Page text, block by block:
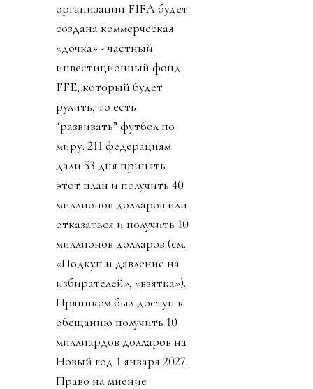
организации FIFA будет
создана коммерческая
«дочка» - частный
инвестиционный фонд
FFE, который будет
рулить, то есть
“развивать” футбол по
миру. 211 федерациям
дали 53 дня принять
этот план и получить 40
миллионов долларов или
отказаться и получить 10
миллионов долларов (см.
«Подкуп и давление на
избирателей», «взятка»).
Пряником был доступ к
обещанию получить 10
миллиардов долларов на
Новый год 1 января 2027.
Право на мнение